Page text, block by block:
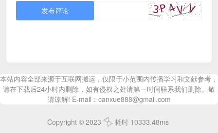
发布评论
本站内容全部来源于互联网搬运，仅限于小范围内传播学习和文献参考，
请在下载后24小时内删除，如有侵权之处请第一时间联系我们删除。敬
请谅解! E-mail：canxue888@gmail.com
Copyright © 2023 耗时 10333.48ms